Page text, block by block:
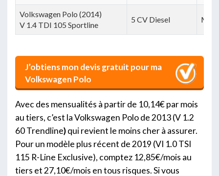
Volkswagen Polo (2014)
V 1.4 TDI 105 Sportline
5 CV Diesel
J’obtiens mon devis gratuit pour ma
Volkswagen Polo
Avec des mensualités à partir de 10,14€ par mois
au tiers, c’est la Volkswagen Polo de 2013 (V 1.2
60 Trendline)qui revient le moins cher à assurer.
Pour un modèle plus récent de 2019 (VI 1.0 TSI
115 R-Line Exclusive), comptez 12,85€/mois au
tiers et 27,10€/mois en tous risques. Si vous